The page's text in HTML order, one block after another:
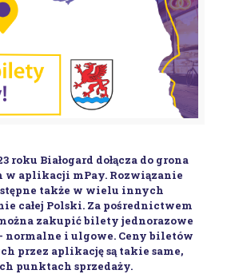
roku Białogard dołącza do grona
aplikacji mPay. Rozwiązanie
także w wielu innych
całej Polski. Za pośrednictwem
zakupić bilety jednorazowe
normalne i ulgowe. Ceny biletów
przez aplikację są takie same,
punktach sprzedaży.